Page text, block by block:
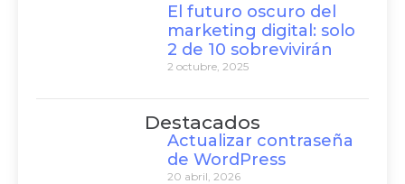
El futuro oscuro del
marketing digital: solo
2 de 10 sobrevivirán
2 octubre, 2025
Destacados
Actualizar contraseña
de WordPress
20 abril, 2026